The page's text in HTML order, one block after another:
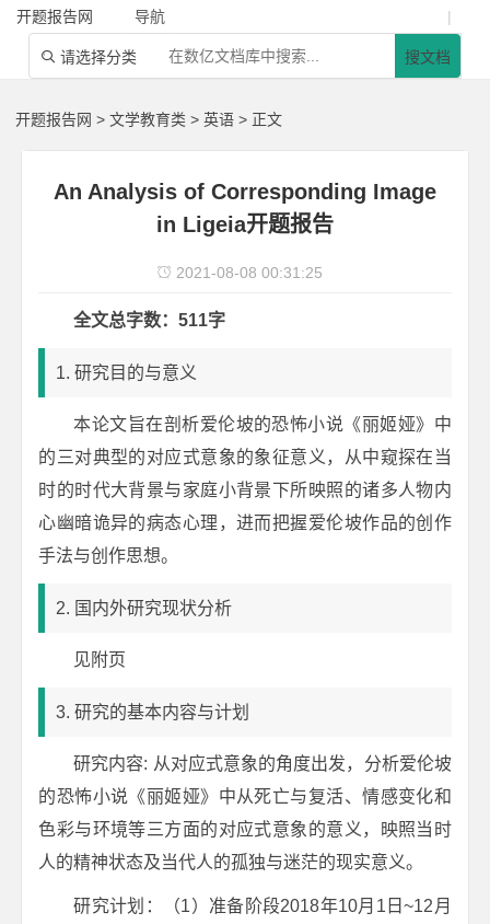
开题报告网 导航 |
 请选择分类 搜文档
开题报告网 >文学教育类 >英语 > 正文
An Analysis of Corresponding Image
in Ligeia开题报告
 2021-08-08 00:31:25
全文总字数：511字
1. 研究目的与意义
本论文旨在剖析爱伦坡的恐怖小说《丽姬娅》中
的三对典型的对应式意象的象征意义，从中窥探在当
时的时代大背景与家庭小背景下所映照的诸多人物内
心幽暗诡异的病态心理，进而把握爱伦坡作品的创作
手法与创作思想。
2. 国内外研究现状分析
见附页
3. 研究的基本内容与计划
研究内容: 从对应式意象的角度出发，分析爱伦坡
的恐怖小说《丽姬娅》中从死亡与复活、情感变化和
色彩与环境等三方面的对应式意象的意义，映照当时
人的精神状态及当代人的孤独与迷茫的现实意义。
研究计划：（1）准备阶段2018年10月1日~12月